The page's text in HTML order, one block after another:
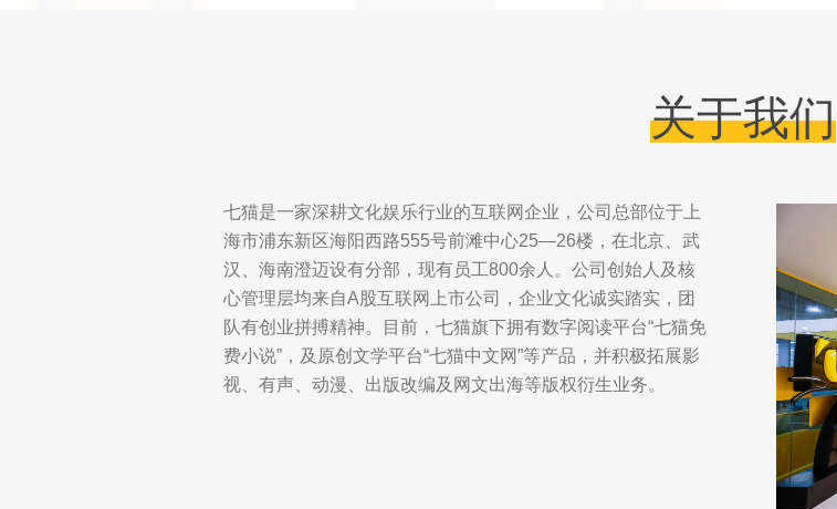
关于我们
七猫是一家深耕文化娱乐行业的互联网企业，公司总部位于上
海市浦东新区海阳西路555号前滩中心25—26楼，在北京、武
汉、海南澄迈设有分部，现有员工800余人。公司创始人及核
心管理层均来自A股互联网上市公司，企业文化诚实踏实，团
队有创业拼搏精神。目前，七猫旗下拥有数字阅读平台“七猫免
费小说”，及原创文学平台“七猫中文网”等产品，并积极拓展影
视、有声、动漫、出版改编及网文出海等版权衍生业务。